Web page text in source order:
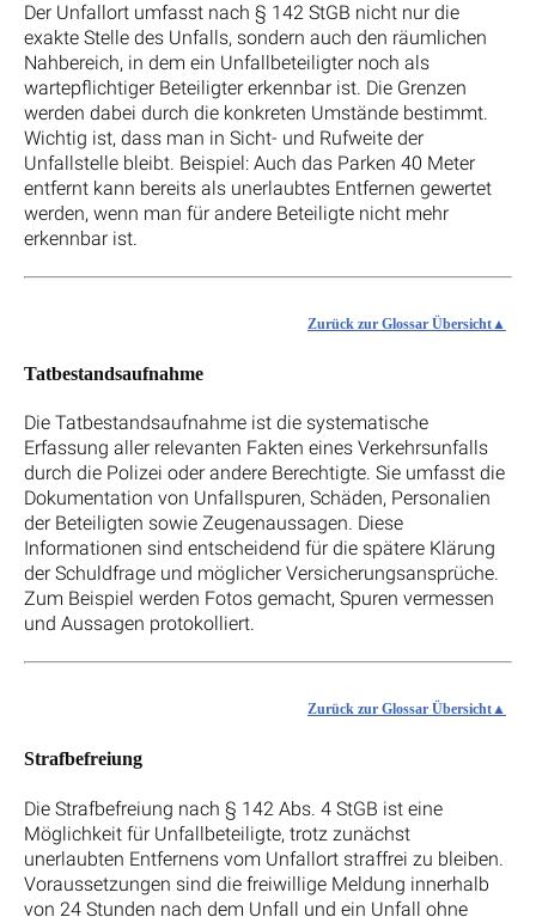
Der Unfallort umfasst nach § 142 StGB nicht nur die
exakte Stelle des Unfalls, sondern auch den räumlichen
Nahbereich, in dem ein Unfallbeteiligter noch als
wartepflichtiger Beteiligter erkennbar ist. Die Grenzen
werden dabei durch die konkreten Umstände bestimmt.
Wichtig ist, dass man in Sicht- und Rufweite der
Unfallstelle bleibt. Beispiel: Auch das Parken 40 Meter
entfernt kann bereits als unerlaubtes Entfernen gewertet
werden, wenn man für andere Beteiligte nicht mehr
erkennbar ist.
Zurück zur Glossar Übersicht
Tatbestandsaufnahme
Die Tatbestandsaufnahme ist die systematische
Erfassung aller relevanten Fakten eines Verkehrsunfalls
durch die Polizei oder andere Berechtigte. Sie umfasst die
Dokumentation von Unfallspuren, Schäden, Personalien
der Beteiligten sowie Zeugenaussagen. Diese
Informationen sind entscheidend für die spätere Klärung
der Schuldfrage und möglicher Versicherungsansprüche.
Zum Beispiel werden Fotos gemacht, Spuren vermessen
und Aussagen protokolliert.
Zurück zur Glossar Übersicht
Strafbefreiung
Die Strafbefreiung nach § 142 Abs. 4 StGB ist eine
Möglichkeit für Unfallbeteiligte, trotz zunächst
unerlaubten Entfernens vom Unfallort straffrei zu bleiben.
Voraussetzungen sind die freiwillige Meldung innerhalb
von 24 Stunden nach dem Unfall und ein Unfall ohne